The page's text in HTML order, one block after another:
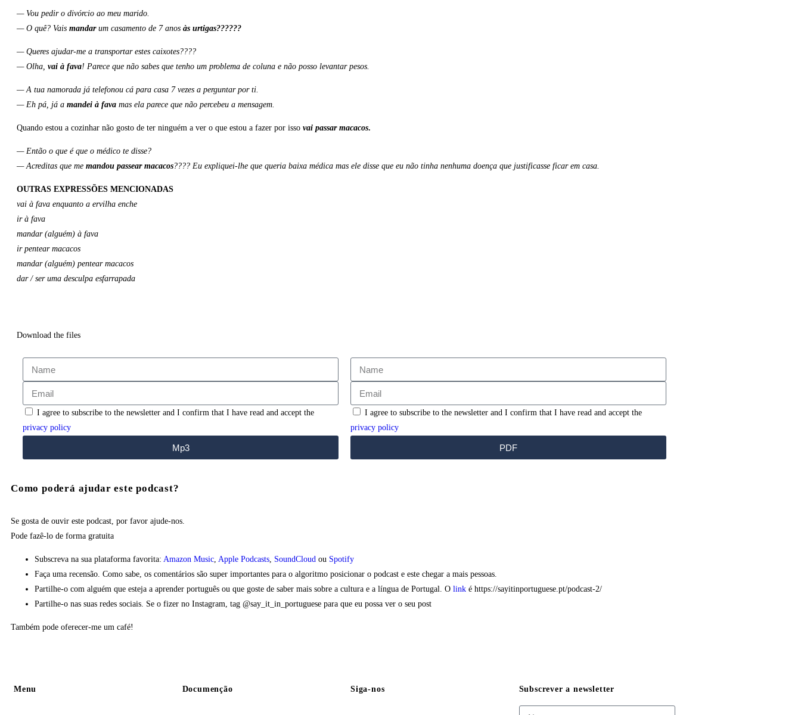
— Vou pedir o divórcio ao meu marido.
— O quê? Vais mandarum casamento de 7 anos às urtigas??????
— Queres ajudar-me a transportar estes caixotes????
— Olha, vai à fava! Parece que não sabes que tenho um problema de coluna e não posso levantar pesos.
— A tua namorada já telefonou cá para casa 7 vezes a perguntar por ti.
— Eh pá, já a mandei à fava mas ela parece que não percebeu a mensagem.
Quando estou a cozinhar não gosto de ter ninguém a ver o que estou a fazer por isso vai passar macacos.
— Então o que é que o médico te disse?
— Acreditas que me mandou passear macacos???? Eu expliquei-lhe que queria baixa médica mas ele disse que eu não tinha nenhuma doença que justificasse ficar em casa.
OUTRAS EXPRESSÕES MENCIONADAS
vai à fava enquanto a ervilha enche
ir à fava
mandar (alguém) à fava
ir pentear macacos
mandar (alguém) pentear macacos
dar / ser uma desculpa esfarrapada
Download the files
I agree to subscribe to the newsletter and I confirm that I have read and accept the
privacy policy
Mp3
I agree to subscribe to the newsletter and I confirm that I have read and accept the
privacy policy
PDF
Como poderá ajudar este podcast?
Se gosta de ouvir este podcast, por favor ajude-nos.
Pode fazê-lo de forma gratuita
Subscreva na sua plataforma favorita: Amazon Music, Apple Podcasts, SoundCloud ou Spotify
Faça uma recensão. Como sabe, os comentários são super importantes para o algoritmo posicionar o podcast e este chegar a mais pessoas.
Partilhe-o com alguém que esteja a aprender português ou que goste de saber mais sobre a cultura e a língua de Portugal. O link é https://sayitinportuguese.pt/podcast-2/
Partilhe-o nas suas redes sociais. Se o fizer no Instagram, tag @say_it_in_portuguese para que eu possa ver o seu post
Também pode oferecer-me um café!
Menu Documenção Siga-nos Subscrever a newsletter